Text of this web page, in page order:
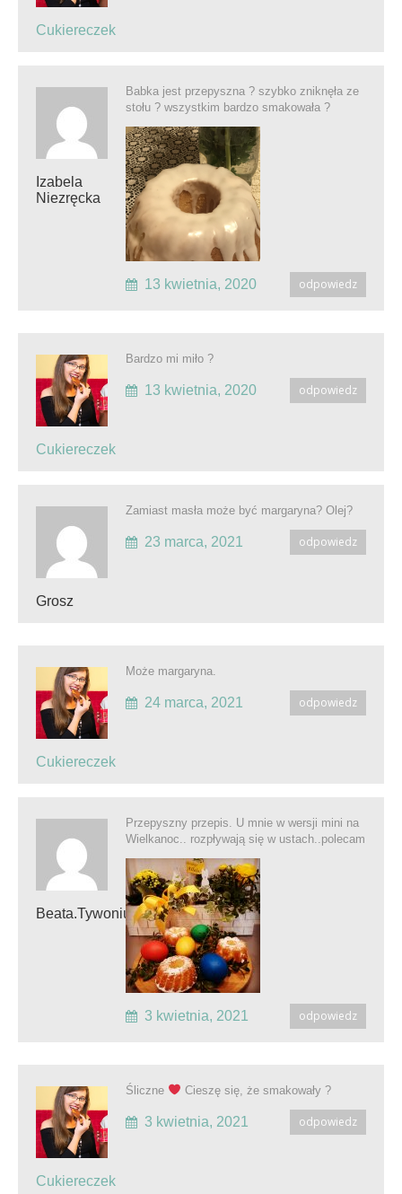
Cukiereczek
Izabela
Niezręcka
Babka jest przepyszna ? szybko zniknęła ze
stołu ? wszystkim bardzo smakowała ?
odpowiedz
13 kwietnia, 2020
Cukiereczek
Bardzo mi miło ?
odpowiedz
13 kwietnia, 2020
Grosz
Zamiast masła może być margaryna? Olej?
odpowiedz
23 marca, 2021
Cukiereczek
Może margaryna.
odpowiedz
24 marca, 2021
Beata.tywoniuk
Przepyszny przepis. U mnie w wersji mini na
Wielkanoc.. rozpływają się w ustach..polecam
odpowiedz
3 kwietnia, 2021
Cukiereczek
Śliczne Cieszę się, że smakowały ?
odpowiedz
3 kwietnia, 2021